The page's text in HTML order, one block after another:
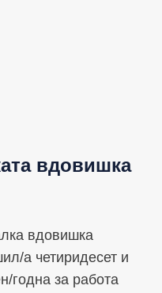
вдовишка
вдовишка
а четиридесет и
годна за работа